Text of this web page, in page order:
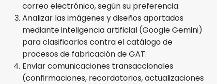
correo electrónico, según su preferencia.
Analizar las imágenes y diseños aportados
mediante inteligencia artificial (Google Gemini)
para clasificarlos contra el catálogo de
procesos de fabricación de GAT.
Enviar comunicaciones transaccionales
(confirmaciones, recordatorios, actualizaciones